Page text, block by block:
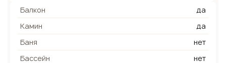
Балкон
да
Камин
да
Баня
нет
Бассейн
нет